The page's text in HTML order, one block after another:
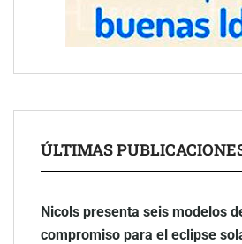
ÚLTIMAS
Nicols presenta seis modelos
compromiso para el eclipse